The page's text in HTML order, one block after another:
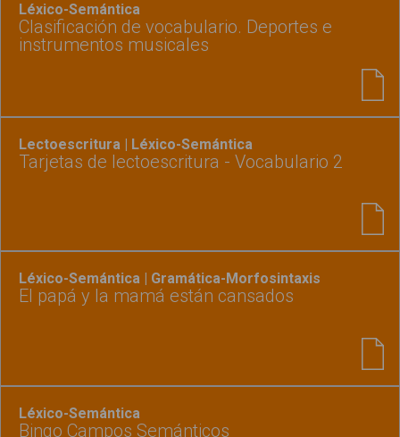
Léxico-Semántica
Clasificación de vocabulario. Deportes e
instrumentos musicales
Lectoescritura | Léxico-Semántica
Tarjetas de lectoescritura - Vocabulario 2
Léxico-Semántica | Gramática-Morfosintaxis
El papá y la mamá están cansados
Léxico-Semántica
Bingo Campos Semánticos